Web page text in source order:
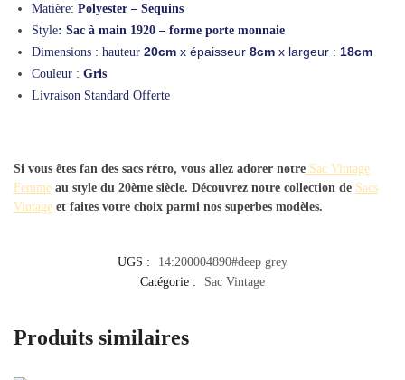
Matière: Polyester – Sequins
Style: Sac à main 1920 – forme porte monnaie
Dimensions : hauteur 20cm x épaisseur 8cm x largeur : 18cm
Couleur : Gris
Livraison Standard Offerte
Si vous êtes fan des sacs rétro, vous allez adorer notre Sac Vintage
Femme au style du 20ème siècle. Découvrez notre collection de Sacs
Vintage et faites votre choix parmi nos superbes modèles.
UGS :
14:200004890#deep grey
Catégorie :
Sac Vintage
Produits similaires